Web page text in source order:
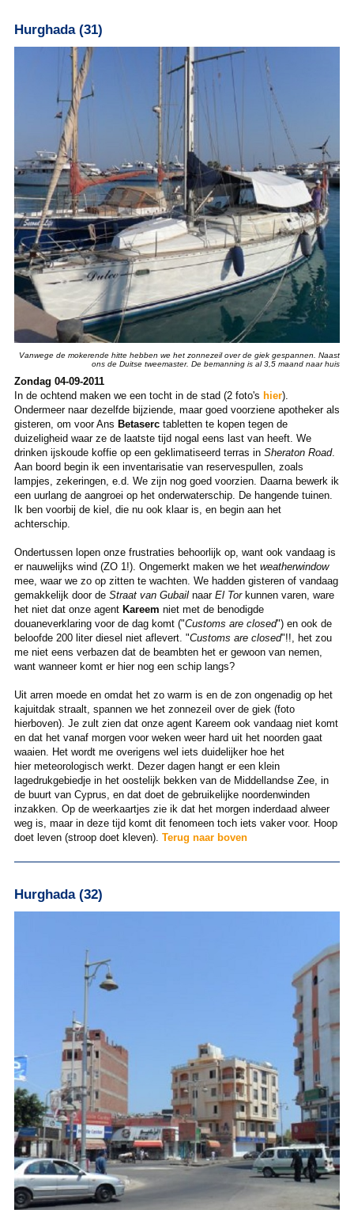
Hurghada (31)
Vanwege de mokerende hitte hebben we het zonnezeil over de giek gespannen. Naast
ons de Duitse tweemaster. De bemanning is al 3,5 maand naar huis
Zondag 04-09-2011
In de ochtend maken we een tocht in de stad (2 foto's hier).
Ondermeer naar dezelfde bijziende, maar goed voorziene apotheker als
gisteren, om voor Ans Betaserctabletten te kopen tegen de
duizeligheid waar ze de laatste tijd nogal eens last van heeft. We
drinken ijskoude koffie op een geklimatiseerd terras in Sheraton Road.
Aan boord begin ik een inventarisatie van reservespullen, zoals
lampjes, zekeringen, e.d. We zijn nog goed voorzien. Daarna bewerk ik
een uurlang de aangroei op het onderwaterschip. De hangende tuinen.
Ik ben voorbij de kiel, die nu ook klaar is, en begin aan het
achterschip.
Ondertussen lopen onze frustraties behoorlijk op, want ook vandaag is
er nauwelijks wind (ZO 1!). Ongemerkt maken we het weatherwindow
mee, waar we zo op zitten te wachten. We hadden gisteren of vandaag
gemakkelijk door de Straat van Gubailnaar El Torkunnen varen, ware
het niet dat onze agent Kareem niet met de benodigde
douaneverklaring voor de dag komt ("Customs are closed") en ook de
beloofde 200 liter diesel niet aflevert. "Customs are closed"!!, het zou
me niet eens verbazen dat de beambten het er gewoon van nemen,
want wanneer komt er hier nog een schip langs?
Uit arren moede en omdat het zo warm is en de zon ongenadig op het
kajuitdak straalt, spannen we het zonnezeil over de giek (foto
hierboven). Je zult zien dat onze agent Kareem ook vandaag niet komt
en dat het vanaf morgen voor weken weer hard uit het noorden gaat
waaien. Het wordt me overigens wel iets duidelijker hoe het
hier meteorologisch werkt. Dezer dagen hangt er een klein
lagedrukgebiedje in het oostelijk bekken van de Middellandse Zee, in
de buurt van Cyprus, en dat doet de gebruikelijke noordenwinden
inzakken. Op de weerkaartjes zie ik dat het morgen inderdaad alweer
weg is, maar in deze tijd komt dit fenomeen toch iets vaker voor. Hoop
doet leven (stroop doet kleven). Terug naar boven
Hurghada (32)